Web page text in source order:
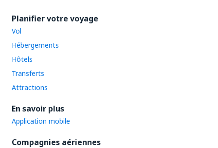
Planifier votre voyage
Vol
Hébergements
Hôtels
Transferts
Attractions
En savoir plus
Application mobile
Compagnies aériennes